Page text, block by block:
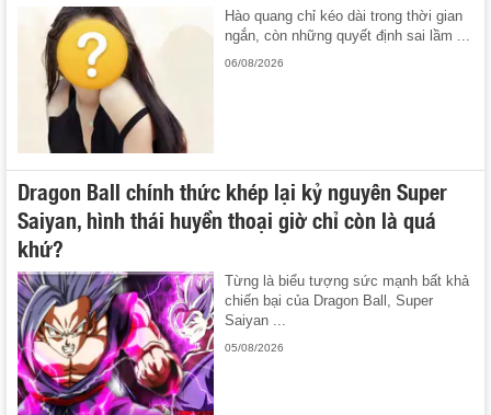
Hào quang chỉ kéo dài trong thời gian
ngắn, còn những quyết định sai lầm ...
06/08/2026
Dragon Ball chính thức khép lại kỷ nguyên Super
Saiyan, hình thái huyền thoại giờ chỉ còn là quá
khứ?
Từng là biểu tượng sức mạnh bất khả
chiến bại của Dragon Ball, Super
Saiyan ...
05/08/2026